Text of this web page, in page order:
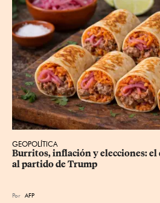
GEOPOLÍTICA
Burritos, inflación y elecciones: el
al partido de Trump
Por AFP